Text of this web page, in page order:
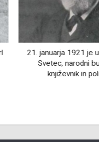
31. marca 1769 je v
umrl Fortunat Bergant,
baročni slikar